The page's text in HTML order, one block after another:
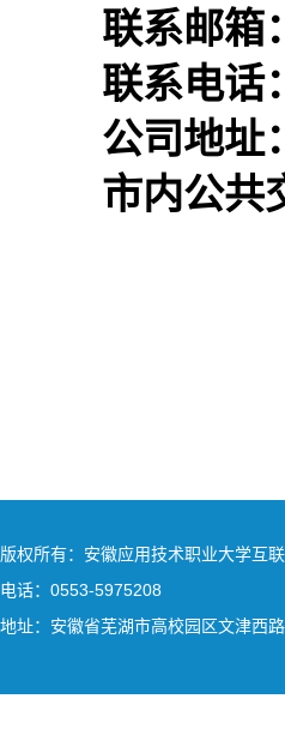
联系邮箱：
联系电话：
公司地址：
市内公共
版权所有：安徽应用技术职业大学互
电话：0553-5975208
地址：安徽省芜湖市高校园区文津西